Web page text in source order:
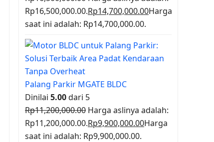
Rp16,500,000.00.Rp14,700,000.00Harga
saat ini adalah: Rp14,700,000.00.
Palang Parkir MGATE BLDC
Dinilai 5.00dari 5
Rp11,200,000.00 Harga aslinya adalah:
Rp11,200,000.00.Rp9,900,000.00Harga
saat ini adalah: Rp9,900,000.00.